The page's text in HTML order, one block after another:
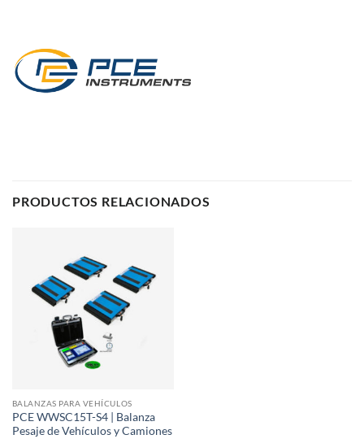
PRODUCTOS RELACIONADOS
BALANZAS PARA VEHÍCULOS
PCE WWSC15T-S4 | Balanza
Pesaje de Vehículos y Camiones